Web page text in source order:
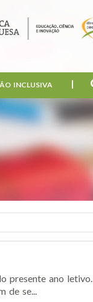
INCLUSIVA
presente ano letivo.
de se...